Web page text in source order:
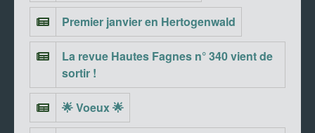
Premier janvier en Hertogenwald
La revue Hautes Fagnes n° 340 vient de
sortir !
🌟 Voeux 🌟